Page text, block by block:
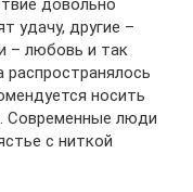
довольно
удачу, другие –
– любовь и так
распространялось
носить
Современные люди
с ниткой